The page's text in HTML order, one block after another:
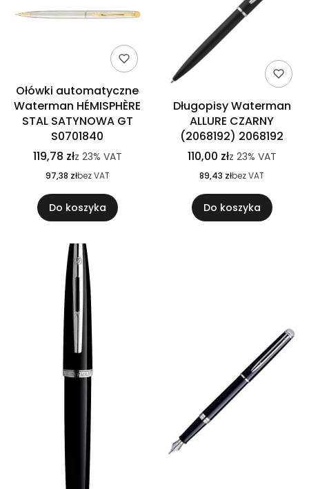
Ołówki automatyczne
Waterman HÉMISPHÈRE
STAL SATYNOWA GT
S0701840
119,78 złz 23% VAT
97,38 złbez VAT
Do koszyka
Długopisy Waterman
ALLURE CZARNY
(2068192) 2068192
110,00 złz 23% VAT
89,43 złbez VAT
Do koszyka